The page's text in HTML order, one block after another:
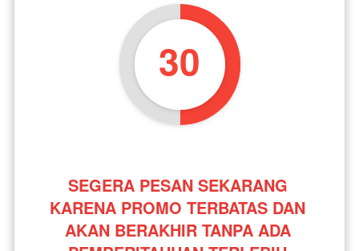
29
SEGERA PESAN SEKARANG
KARENA PROMO TERBATAS DAN
AKAN BERAKHIR TANPA ADA